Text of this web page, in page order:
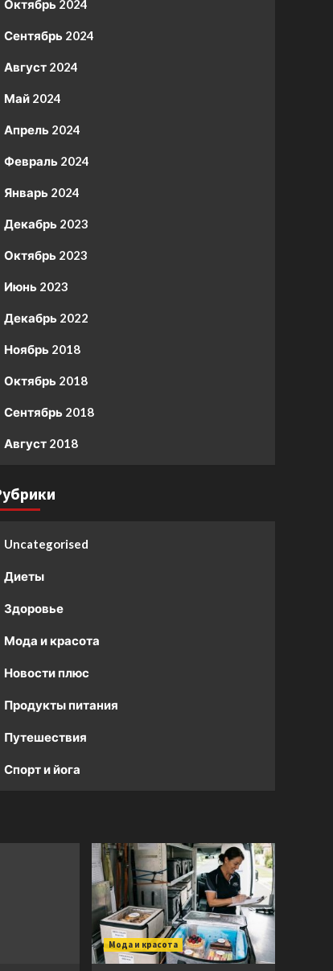
Октябрь 2024
Сентябрь 2024
Август 2024
Май 2024
Апрель 2024
Февраль 2024
Январь 2024
Декабрь 2023
Октябрь 2023
Июнь 2023
Декабрь 2022
Ноябрь 2018
Октябрь 2018
Сентябрь 2018
Август 2018
Uncategorised
Диеты
Здоровье
Мода и красота
Новости плюс
Продукты питания
Путешествия
Спорт и йога
Мода и красота